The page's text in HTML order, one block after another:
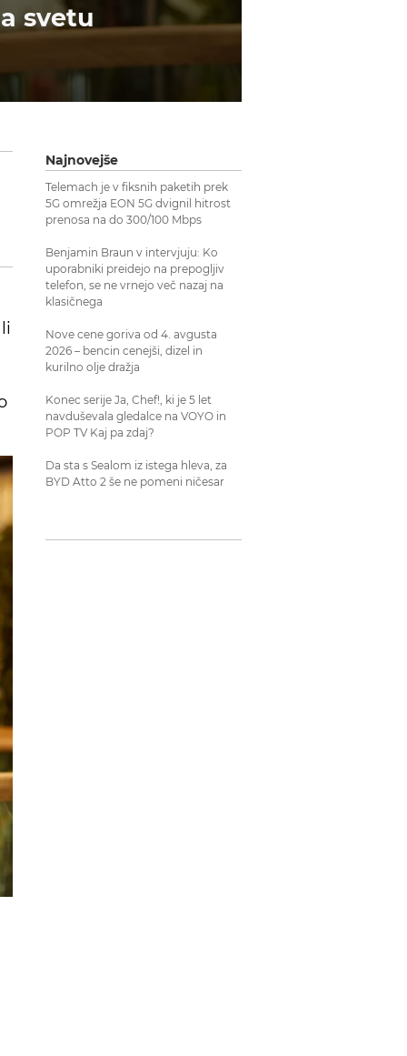
svetu
Najnovejše
Telemach je v fiksnih paketih prek
5G omrežja EON 5G dvignil hitrost
prenosa na do 300/100 Mbps
Benjamin Braun v intervjuju: Ko
uporabniki preidejo na prepogljiv
telefon, se ne vrnejo več nazaj na
klasičnega
Nove cene goriva od 4. avgusta
2026 – bencin cenejši, dizel in
kurilno olje dražja
Konec serije Ja, Chef!, ki je 5 let
navduševala gledalce na VOYO in
POP TV Kaj pa zdaj?
Da sta s Sealom iz istega hleva, za
BYD Atto 2 še ne pomeni ničesar